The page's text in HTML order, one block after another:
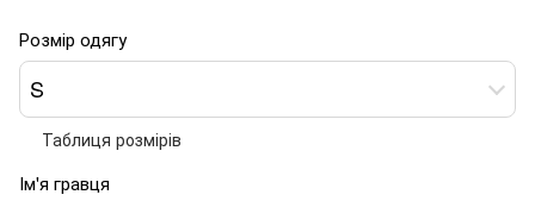
Розмір одягу
S
Таблиця розмірів
Ім'я гравця